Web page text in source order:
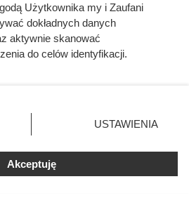
komendanta
zdjęcia
się przed
Użytkownika my i Zaufani
dokładnych danych
aktywnie skanować
do celów identyfikacji.
przycisk ustawień prywatności
dolnym rogu strony. Niektóre
prawo sprzeciwić się takiemu
będą miały zastosowania tylko
USTAWIENIA
Akceptuję